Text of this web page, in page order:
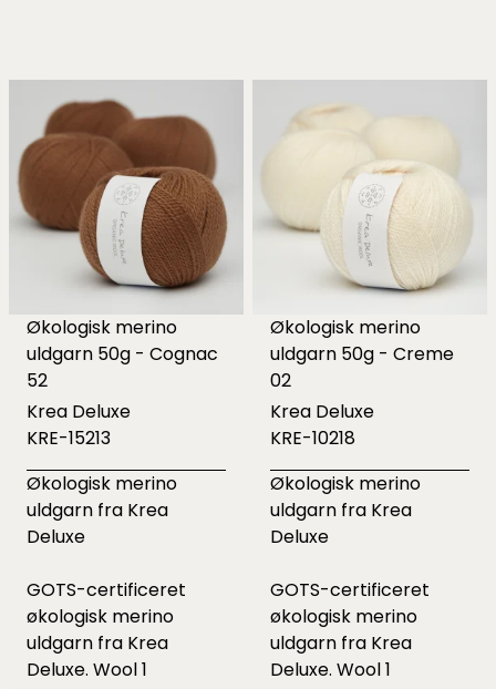
Økologisk merino
uldgarn 50g - Cognac
52
Krea Deluxe
KRE-15213
Økologisk merino
uldgarn fra Krea
Deluxe
GOTS-certificeret
økologisk merino
uldgarn fra Krea
Deluxe. Wool 1
Økologisk merino
uldgarn 50g - Creme
02
Krea Deluxe
KRE-10218
Økologisk merino
uldgarn fra Krea
Deluxe
GOTS-certificeret
økologisk merino
uldgarn fra Krea
Deluxe. Wool 1